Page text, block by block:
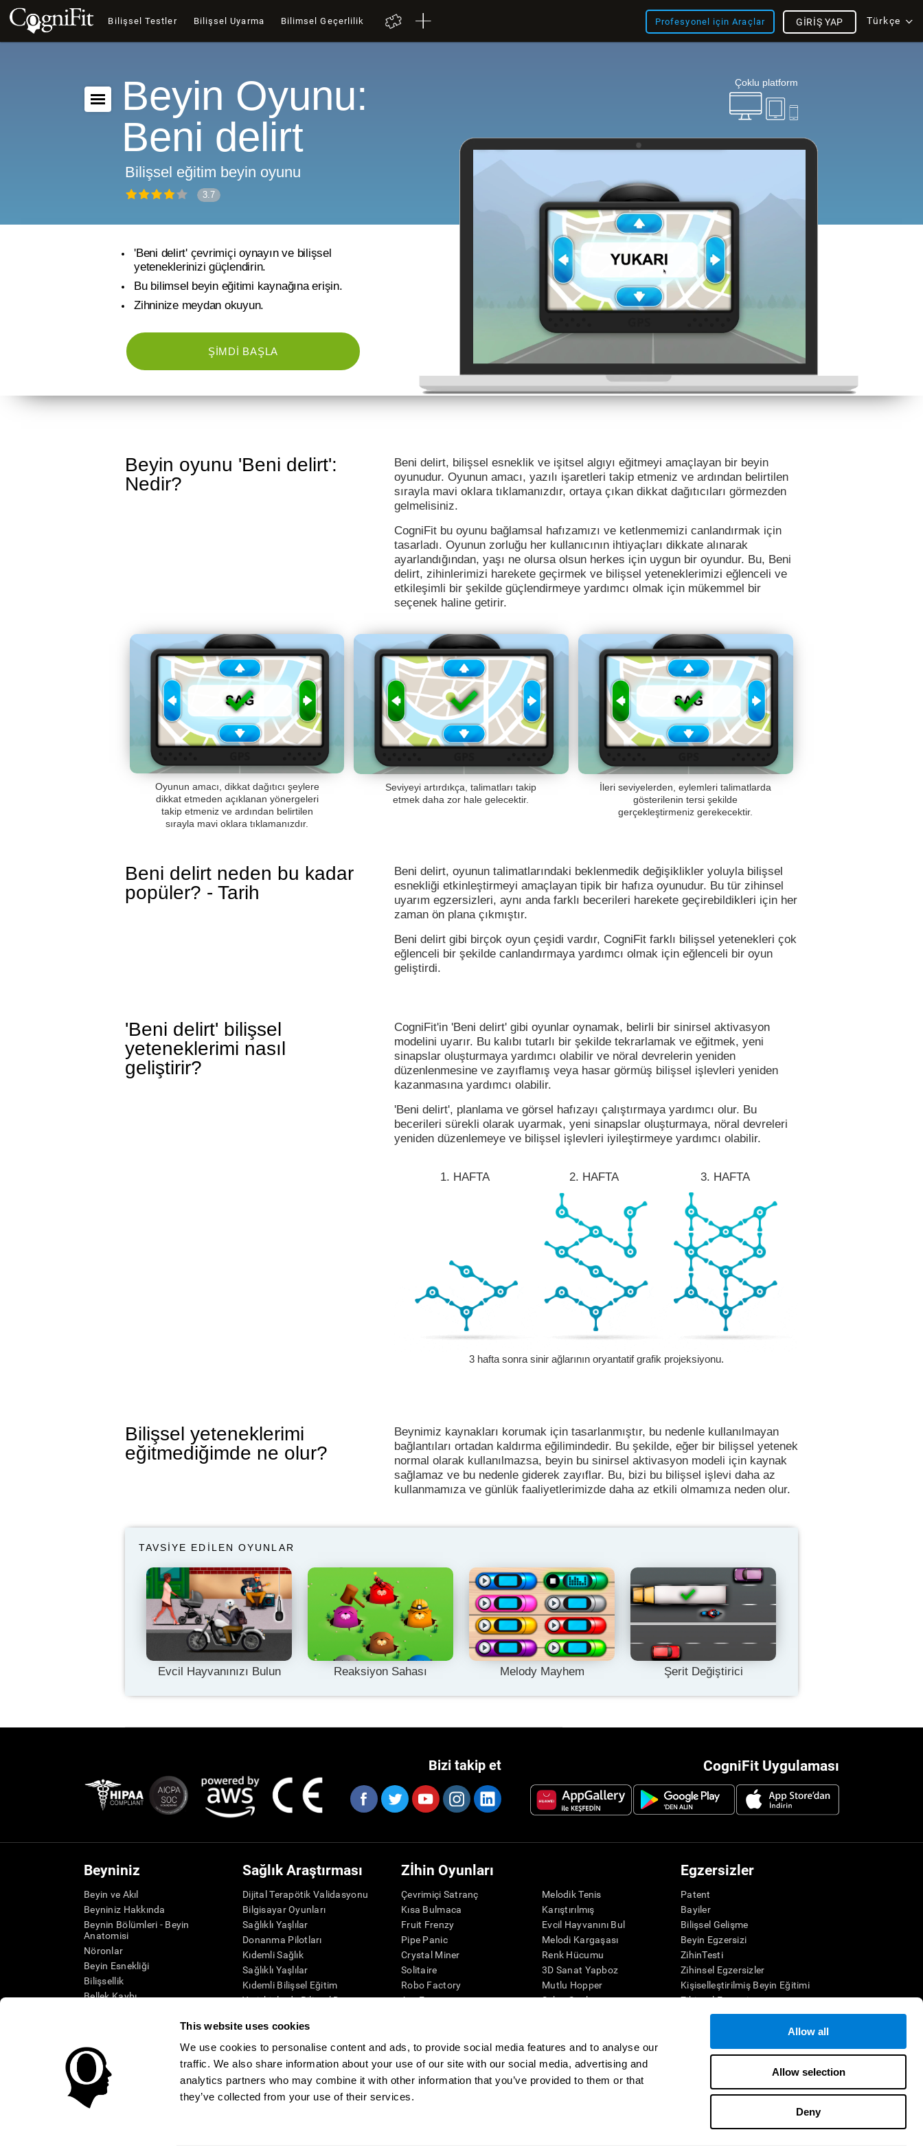
This website uses cookies
We use cookies to personalise content and ads, to provide social media features and to analyse our
traffic. We also share information about your use of our site with our social media, advertising and
analytics partners who may combine it with other information that you’ve provided to them or that
they’ve collected from your use of their services.
Allow all
Allow selection
Deny
Bilişsel Testler Bilişsel Uyarma Bilimsel Geçerlilik Profesyonel için Araçlar Türkçe
GIRIŞ YAP
Çoklu platform
Beyin Oyunu:
Beni delirt
Bilişsel eğitim beyin oyunu
3.7
'Beni delirt' çevrimiçi oynayın ve bilişsel
yeteneklerinizi güçlendirin.
Bu bilimsel beyin eğitimi kaynağına erişin.
Zihninize meydan okuyun.
ŞIMDI BAŞLA
Beyin oyunu 'Beni delirt':
Nedir?
Beni delirt, bilişsel esneklik ve işitsel algıyı eğitmeyi amaçlayan bir beyin
oyunudur. Oyunun amacı, yazılı işaretleri takip etmeniz ve ardından belirtilen
sırayla mavi oklara tıklamanızdır, ortaya çıkan dikkat dağıtıcıları görmezden
gelmelisiniz.
CogniFit bu oyunu bağlamsal hafızamızı ve ketlenmemizi canlandırmak için
tasarladı. Oyunun zorluğu her kullanıcının ihtiyaçları dikkate alınarak
ayarlandığından, yaşı ne olursa olsun herkes için uygun bir oyundur. Bu, Beni
delirt, zihinlerimizi harekete geçirmek ve bilişsel yeteneklerimizi eğlenceli ve
etkileşimli bir şekilde güçlendirmeye yardımcı olmak için mükemmel bir
seçenek haline getirir.
Oyunun amacı, dikkat dağıtıcı şeylere
dikkat etmeden açıklanan yönergeleri
takip etmeniz ve ardından belirtilen
sırayla mavi oklara tıklamanızdır.
Seviyeyi artırdıkça, talimatları takip
etmek daha zor hale gelecektir.
İleri seviyelerden, eylemleri talimatlarda
gösterilenin tersi şekilde
gerçekleştirmeniz gerekecektir.
Beni delirt neden bu kadar
popüler? - Tarih
Beni delirt, oyunun talimatlarındaki beklenmedik değişiklikler yoluyla bilişsel
esnekliği etkinleştirmeyi amaçlayan tipik bir hafıza oyunudur. Bu tür zihinsel
uyarım egzersizleri, aynı anda farklı becerileri harekete geçirebildikleri için her
zaman ön plana çıkmıştır.
Beni delirt gibi birçok oyun çeşidi vardır, CogniFit farklı bilişsel yetenekleri çok
eğlenceli bir şekilde canlandırmaya yardımcı olmak için eğlenceli bir oyun
geliştirdi.
'Beni delirt' bilişsel
yeteneklerimi nasıl
geliştirir?
CogniFit'in 'Beni delirt' gibi oyunlar oynamak, belirli bir sinirsel aktivasyon
modelini uyarır. Bu kalıbı tutarlı bir şekilde tekrarlamak ve eğitmek, yeni
sinapslar oluşturmaya yardımcı olabilir ve nöral devrelerin yeniden
düzenlenmesine ve zayıflamış veya hasar görmüş bilişsel işlevleri yeniden
kazanmasına yardımcı olabilir.
'Beni delirt', planlama ve görsel hafızayı çalıştırmaya yardımcı olur. Bu
becerileri sürekli olarak uyarmak, yeni sinapslar oluşturmaya, nöral devreleri
yeniden düzenlemeye ve bilişsel işlevleri iyileştirmeye yardımcı olabilir.
1. HAFTA 2. HAFTA 3. HAFTA
3 hafta sonra sinir ağlarının oryantatif grafik projeksiyonu.
Bilişsel yeteneklerimi
eğitmediğimde ne olur?
Beynimiz kaynakları korumak için tasarlanmıştır, bu nedenle kullanılmayan
bağlantıları ortadan kaldırma eğilimindedir. Bu şekilde, eğer bir bilişsel yetenek
normal olarak kullanılmazsa, beyin bu sinirsel aktivasyon modeli için kaynak
sağlamaz ve bu nedenle giderek zayıflar. Bu, bizi bu bilişsel işlevi daha az
kullanmamıza ve günlük faaliyetlerimizde daha az etkili olmamıza neden olur.
TAVSIYE EDILEN OYUNLAR
Evcil Hayvanınızı Bulun Reaksiyon Sahası Melody Mayhem Şerit Değiştirici
CogniFit Uygulaması
Bizi takip et
Beyniniz
Beyin ve Akıl
Beyniniz Hakkında
Beynin Bölümleri - Beyin
Anatomisi
Nöronlar
Beyin Esnekliği
Bilişsellik
Bellek Kaybı
Yürütücü Fonksiyonlar
Algı
Dikkat
Sağlık Araştırması
Dijital Terapötik Validasyonu
Bilgisayar Oyunları
Sağlıklı Yaşlılar
Donanma Pilotları
Kıdemli Sağlık
Sağlıklı Yaşlılar
Kıdemli Bilişsel Eğitim
Yetişkinlerde Bilişsel Durum
SG4D taksonomisi
Zİhin Oyunları
Çevrimiçi Satranç
Kısa Bulmaca
Fruit Frenzy
Pipe Panic
Crystal Miner
Solitaire
Robo Factory
Ant Escape
Görsel Bulmaca
Eşleştir!
Space Rescue
Melodik Tenis
Karıştırılmış
Evcil Hayvanını Bul
Melodi Kargaşası
Renk Hücumu
3D Sanat Yapboz
Mutlu Hopper
Şeker Sıralaması
Rakamlar
Renkli Arı
Zİhinsel Çeviklik Oyunları
Egzersizler
Patent
Bayiler
Bilişsel Gelişme
Beyin Egzersizi
ZihinTesti
Zihinsel Egzersizler
Kişiselleştirilmiş Beyin Eğitimi
Zihinsel Egzersiz
Eğlenceli Matematik Oyunları
Üstün Yetenekli Çocuklar